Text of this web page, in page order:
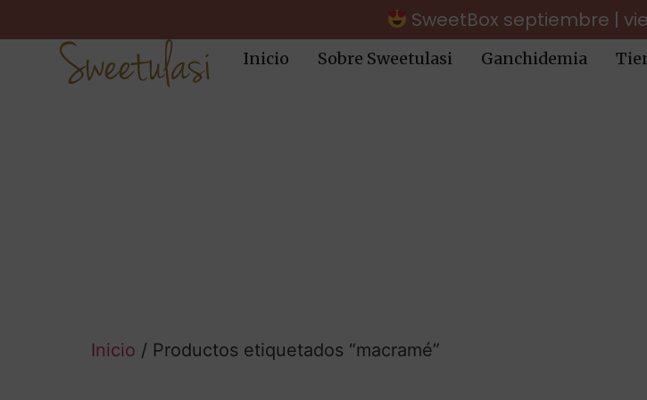
SweetBox septiembre |
Inicio Sobre Sweetulasi Ganchidemia
Inicio / Productos etiquetados “macramé”